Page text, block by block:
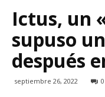
Ictus, un
supuso
después
septiembre 26, 2022 0